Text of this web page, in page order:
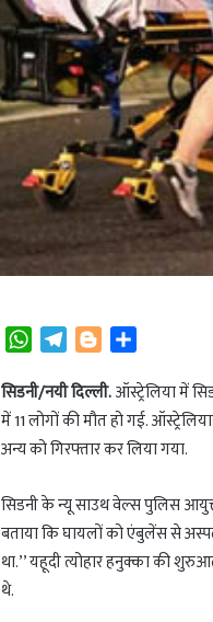
W
a
t
s
p
p
T
l
e
g
a
m
B
o
g
g
r
a
r
e
सिडनी/नयी दिल्ली.ऑस्ट्रेलिया में
में 11 लोगों की मौत हो गई.
अन्य को गिरफ्तार कर लिया गया.
सिडनी के न्यू साउथ वेल्स पुलिस
बताया कि घायलों को एंबुलेंस से
था.’’ यहूदी त्योहार हनुक्का की
थे.